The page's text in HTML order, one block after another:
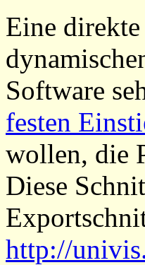
Eine
Software
festen
wollen, die
Diese
http://